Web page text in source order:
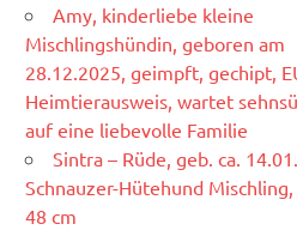
Amy, kinderliebe kleine
Mischlingshündin, geboren am
28.12.2025, geimpft, gechipt,
Heimtierausweis, wartet
auf eine liebevolle Familie
Sintra – Rüde, geb. ca.
Schnauzer-Hütehund Mischling,
48 cm